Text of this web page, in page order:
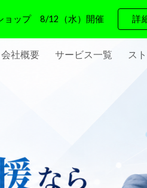
Skip to
ョップ 8/12（水）開催 詳
会社概要 サービス一覧 ス